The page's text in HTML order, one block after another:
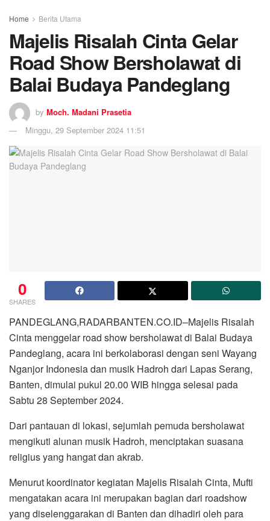
Home Berita Utama
Majelis Risalah Cinta Gelar
Road Show Bersholawat di
Balai Budaya Pandeglang
by Moch. Madani Prasetia
Minggu, 29 September 2024 11:51
0
SHARES
PANDEGLANG,RADARBANTEN.CO.ID–Majelis Risalah
Cinta menggelar road show bersholawat di Balai Budaya
Pandeglang, acara ini berkolaborasi dengan seni Wayang
Nganjor Indonesia dan musik Hadroh dari Lapas Serang,
Banten, dimulai pukul 20.00 WIB hingga selesai pada
Sabtu 28 September 2024.
Dari pantauan di lokasi, sejumlah pemuda bersholawat
mengikuti alunan musik Hadroh, menciptakan suasana
religius yang hangat dan akrab.
Menurut koordinator kegiatan Majelis Risalah Cinta, Mufti
mengatakan acara ini merupakan bagian dari roadshow
yang diselenggarakan di Banten dan dihadiri oleh para